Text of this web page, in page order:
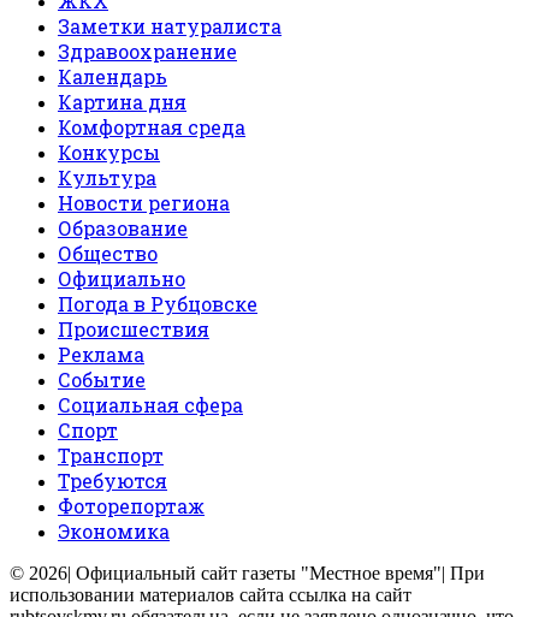
Заметки натуралиста
Здравоохранение
Календарь
Картина дня
Комфортная среда
Конкурсы
Культура
Новости региона
Образование
Общество
Официально
Погода в Рубцовске
Происшествия
Реклама
Событие
Социальная сфера
Спорт
Транспорт
Требуются
Фоторепортаж
Экономика
© 2026| Официальный сайт газеты "Местное время"| При
использовании материалов сайта ссылка на сайт